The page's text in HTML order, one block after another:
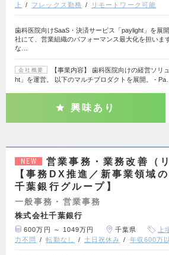
上
フレックス勤務 リモートワーク可能
歯科医院向けSaaS・決済サービス「paylight」を展
社にて、営業組織のパフォーマンス最大化を担いま
な…
会社概要
【事業内容】 歯科医院向けの経営ソリ
ht」を運営。 以下のマルチプロダクトを展開。 -
興味あり
NEW
営業事務・業務改善（
【事務DX推進／新事業領域
千葉銀行グループ】
一般事務・営業事務
株式会社千葉銀行
600万円 ～ 1049万円 千葉県 上
力不問
転勤なし 土日祝休み 年収600万